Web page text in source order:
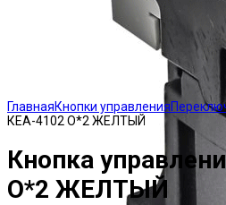
ГлавнаяКнопки управления
КЕА-4102 О*2 ЖЕЛТЫЙ
Кнопка
О*2 ЖЕЛТЫЙ